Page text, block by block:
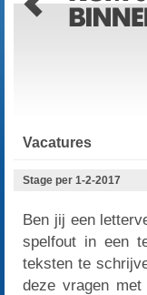
Vacatures
Stage per 1-2-2017
Ben jij een
spelfout in een
teksten te
deze vragen